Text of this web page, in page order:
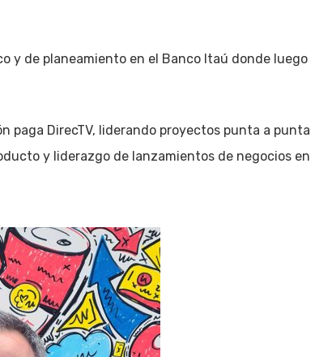
y de planeamiento en el Banco Itaú donde luego
paga DirecTV, liderando proyectos punta a punta
y liderazgo de lanzamientos de negocios en